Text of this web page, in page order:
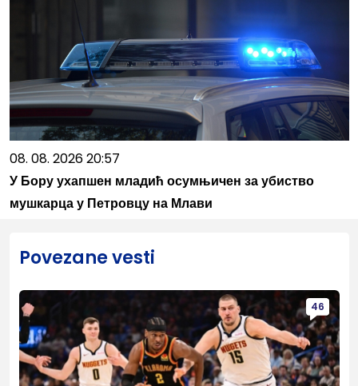
08. 08. 2026 20:57
У Бору ухапшен младић осумњичен за убиство
мушкарца у Петровцу на Млави
Povezane vesti
46